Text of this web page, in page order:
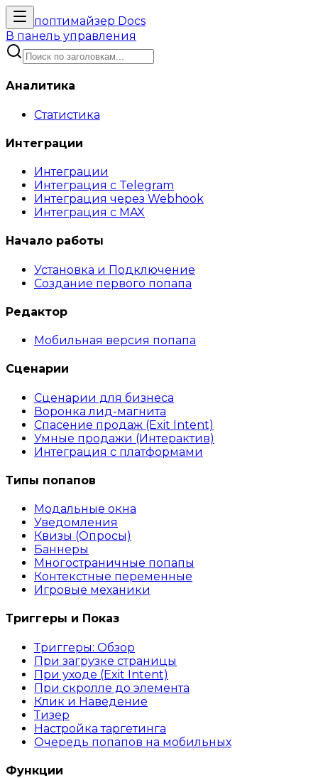
поптимайзер Docs
В панель управления
Аналитика
Статистика
Интеграции
Интеграции
Интеграция с Telegram
Интеграция через Webhook
Интеграция с MAX
Начало работы
Установка и Подключение
Создание первого попапа
Редактор
Мобильная версия попапа
Сценарии
Сценарии для бизнеса
Воронка лид-магнита
Спасение продаж (Exit Intent)
Умные продажи (Интерактив)
Интеграция с платформами
Типы попапов
Модальные окна
Уведомления
Квизы (Опросы)
Баннеры
Многостраничные попапы
Контекстные переменные
Игровые механики
Триггеры и Показ
Триггеры: Обзор
При загрузке страницы
При уходе (Exit Intent)
При скролле до элемента
Клик и Наведение
Тизер
Настройка таргетинга
Очередь попапов на мобильных
Функции